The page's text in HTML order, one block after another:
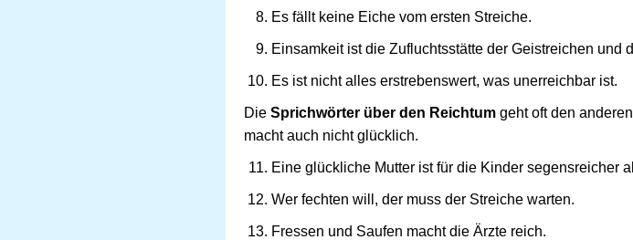
Es fällt keine Eiche vom ersten Streiche.
Einsamkeit ist die Zufluchtsstätte der Geistreichen und
Es ist nicht alles erstrebenswert, was unerreichbar ist.
Die Sprichwörter über den Reichtum geht oft den
macht auch nicht glücklich.
Eine glückliche Mutter ist für die Kinder segensreicher
Wer fechten will, der muss der Streiche warten.
Fressen und Saufen macht die Ärzte reich.